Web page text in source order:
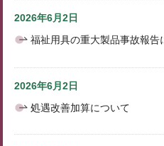
2026年6月2日
福祉用具の重大製品事故報告
2026年6月2日
処遇改善加算について